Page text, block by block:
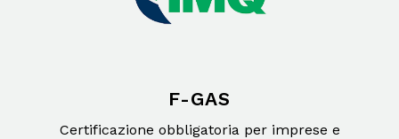
F-GAS
Certificazione obbligatoria per imprese e